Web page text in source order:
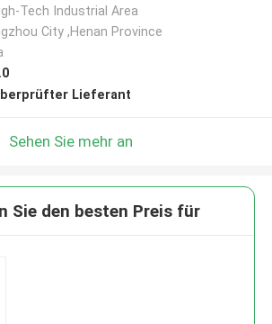
Tech Industrial Area
City ,Henan Province
Lieferant
Sehen Sie mehr an
Sie den besten Preis für